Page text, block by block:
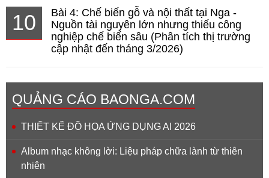
10
Bài 4: Chế biến gỗ và nội thất tại Nga -
Nguồn tài nguyên lớn nhưng thiếu công
nghiệp chế biến sâu (Phân tích thị trường
cập nhật đến tháng 3/2026)
QUẢNG CÁO BAONGA.COM
THIẾT KẾ ĐỒ HỌA ỨNG DỤNG AI 2026
Album nhạc không lời: Liệu pháp chữa lành từ thiên
nhiên